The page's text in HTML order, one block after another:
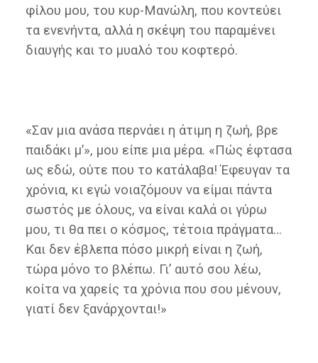
φίλου μου, του κυρ-Μανώλη, που κοντεύει
τα ενενήντα, αλλά η σκέψη του παραμένει
διαυγής και το μυαλό του κοφτερό.
«Σαν μια ανάσα περνάει η άτιμη η ζωή, βρε
παιδάκι μ’», μου είπε μια μέρα. «Πώς έφτασα
ως εδώ, ούτε που το κατάλαβα! Έφευγαν τα
χρόνια, κι εγώ νοιαζόμουν να είμαι πάντα
σωστός με όλους, να είναι καλά οι γύρω
μου, τι θα πει ο κόσμος, τέτοια πράγματα…
Και δεν έβλεπα πόσο μικρή είναι η ζωή,
τώρα μόνο το βλέπω. Γι’ αυτό σου λέω,
κοίτα να χαρείς τα χρόνια που σου μένουν,
γιατί δεν ξανάρχονται!»